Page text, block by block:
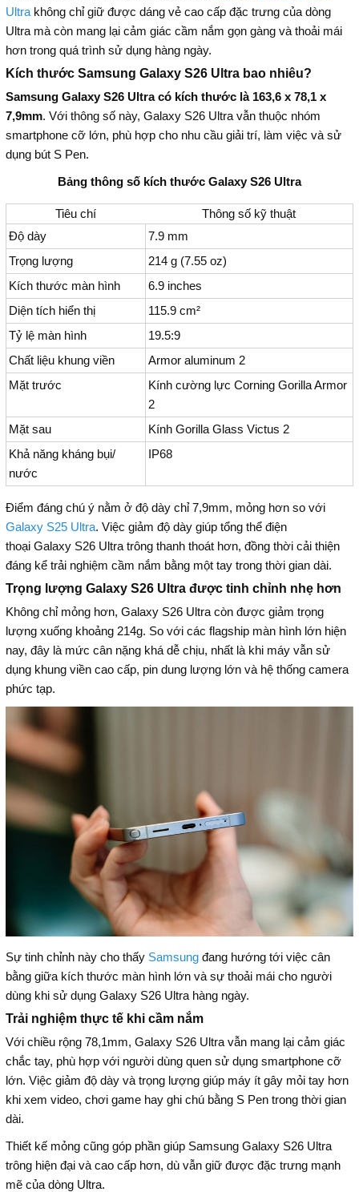
Ultrakhông chỉ giữ được dáng vẻ cao cấp đặc trưng của dòng
Ultra mà còn mang lại cảm giác cầm nắm gọn gàng và thoải mái
hơn trong quá trình sử dụng hàng ngày.
Kích thước Samsung Galaxy S26 Ultra bao nhiêu?
Samsung Galaxy S26 Ultra có kích thước là 163,6 x 78,1 x
7,9mm. Với thông số này, Galaxy S26 Ultra vẫn thuộc nhóm
smartphone cỡ lớn, phù hợp cho nhu cầu giải trí, làm việc và sử
dụng bút S Pen.
Bảng thông số kích thước Galaxy S26 Ultra
Tiêu chí
Thông số kỹ thuật
Độ dày
7.9 mm
Trọng lượng
214 g (7.55 oz)
Kích thước màn hình
6.9 inches
Diện tích hiển thị
115.9 cm²
Tỷ lệ màn hình
19.5:9
Chất liệu khung viền
Armor aluminum 2
Mặt trước
Kính cường lực Corning Gorilla Armor
2
Mặt sau
Kính Gorilla Glass Victus 2
Khả năng kháng bụi/
nước
IP68
Điểm đáng chú ý nằm ở độ dày chỉ 7,9mm, mỏng hơn so với
Galaxy S25 Ultra. Việc giảm độ dày giúp tổng thể điện
thoại Galaxy S26 Ultra trông thanh thoát hơn, đồng thời cải thiện
đáng kể trải nghiệm cầm nắm bằng một tay trong thời gian dài.
Trọng lượng Galaxy S26 Ultra được tinh chỉnh nhẹ hơn
Không chỉ mỏng hơn, Galaxy S26 Ultra còn được giảm trọng
lượng xuống khoảng 214g. So với các flagship màn hình lớn hiện
nay, đây là mức cân nặng khá dễ chịu, nhất là khi máy vẫn sử
dụng khung viền cao cấp, pin dung lượng lớn và hệ thống camera
phức tạp.
Sự tinh chỉnh này cho thấy Samsungđang hướng tới việc cân
bằng giữa kích thước màn hình lớn và sự thoải mái cho người
dùng khi sử dụng Galaxy S26 Ultra hàng ngày.
Trải nghiệm thực tế khi cầm nắm
Với chiều rộng 78,1mm, Galaxy S26 Ultra vẫn mang lại cảm giác
chắc tay, phù hợp với người dùng quen sử dụng smartphone cỡ
lớn. Việc giảm độ dày và trọng lượng giúp máy ít gây mỏi tay hơn
khi xem video, chơi game hay ghi chú bằng S Pen trong thời gian
dài.
Thiết kế mỏng cũng góp phần giúp Samsung Galaxy S26 Ultra
trông hiện đại và cao cấp hơn, dù vẫn giữ được đặc trưng mạnh
mẽ của dòng Ultra.